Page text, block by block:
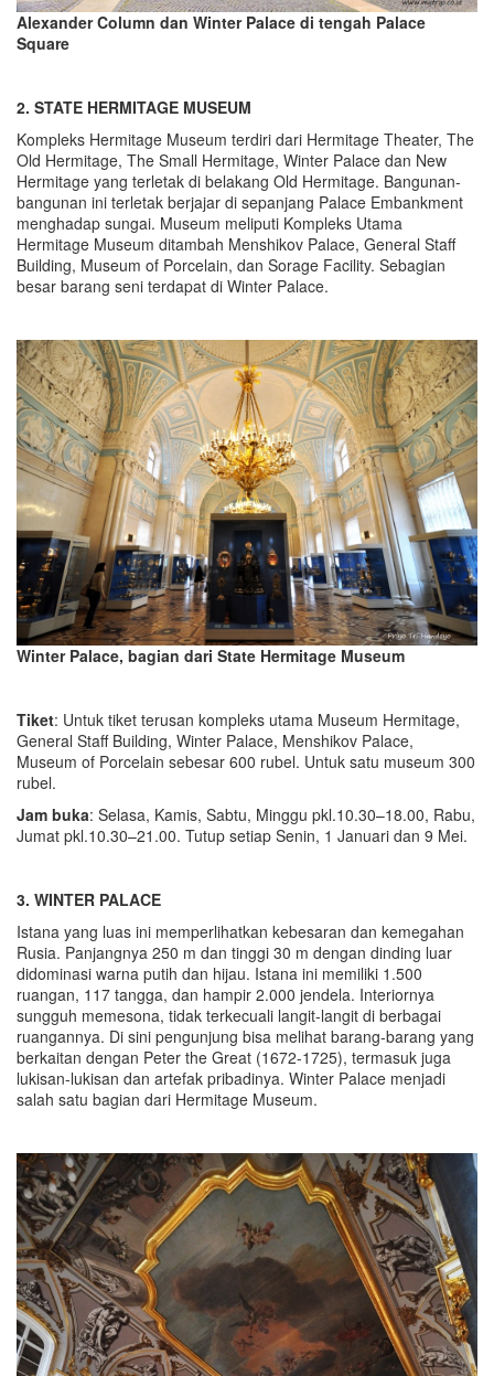
Alexander Column dan Winter Palace di tengah Palace
Square
2. STATE HERMITAGE MUSEUM
Kompleks Hermitage Museum terdiri dari Hermitage Theater, The
Old Hermitage, The Small Hermitage, Winter Palace dan New
Hermitage yang terletak di belakang Old Hermitage. Bangunan-
bangunan ini terletak berjajar di sepanjang Palace Embankment
menghadap sungai. Museum meliputi Kompleks Utama
Hermitage Museum ditambah Menshikov Palace, General Staff
Building, Museum of Porcelain, dan Sorage Facility. Sebagian
besar barang seni terdapat di Winter Palace.
Winter Palace, bagian dari State Hermitage Museum
Tiket: Untuk tiket terusan kompleks utama Museum Hermitage,
General Staff Building, Winter Palace, Menshikov Palace,
Museum of Porcelain sebesar 600 rubel. Untuk satu museum 300
rubel.
Jam buka: Selasa, Kamis, Sabtu, Minggu pkl.10.30–18.00, Rabu,
Jumat pkl.10.30–21.00. Tutup setiap Senin, 1 Januari dan 9 Mei.
3. WINTER PALACE
Istana yang luas ini memperlihatkan kebesaran dan kemegahan
Rusia. Panjangnya 250 m dan tinggi 30 m dengan dinding luar
didominasi warna putih dan hijau. Istana ini memiliki 1.500
ruangan, 117 tangga, dan hampir 2.000 jendela. Interiornya
sungguh memesona, tidak terkecuali langit-langit di berbagai
ruangannya. Di sini pengunjung bisa melihat barang-barang yang
berkaitan dengan Peter the Great (1672-1725), termasuk juga
lukisan-lukisan dan artefak pribadinya. Winter Palace menjadi
salah satu bagian dari Hermitage Museum.